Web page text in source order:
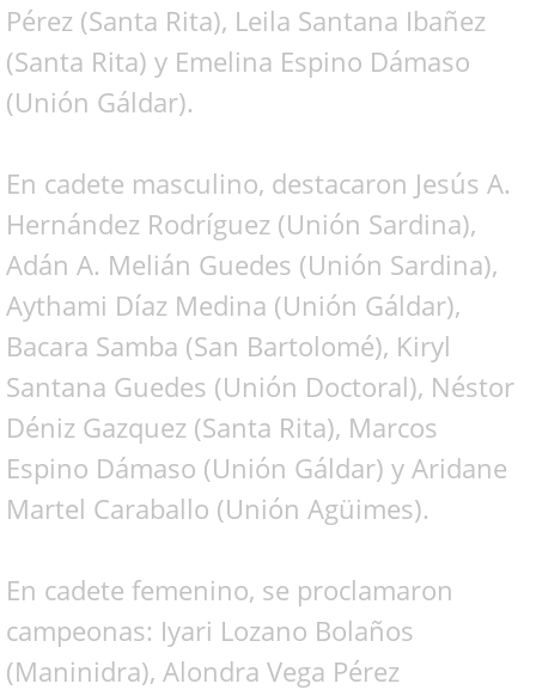
Pérez (Santa Rita), Leila Santana Ibañez
(Santa Rita) y Emelina Espino Dámaso
(Unión Gáldar).
En cadete masculino, destacaron Jesús A.
Hernández Rodríguez (Unión Sardina),
Adán A. Melián Guedes (Unión Sardina),
Aythami Díaz Medina (Unión Gáldar),
Bacara Samba (San Bartolomé), Kiryl
Santana Guedes (Unión Doctoral), Néstor
Déniz Gazquez (Santa Rita), Marcos
Espino Dámaso (Unión Gáldar) y Aridane
Martel Caraballo (Unión Agüimes).
En cadete femenino, se proclamaron
campeonas: Iyari Lozano Bolaños
(Maninidra), Alondra Vega Pérez